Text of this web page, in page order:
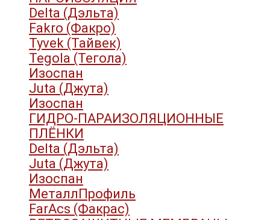
Delta (Дэльта)
Fakro (Факро)
Tyvek (Тайвек)
Tegola (Тегола)
Изоспан
Juta (Джута)
Изоспан
ГИДРО-ПАРАИЗОЛЯЦИОННЫЕ
ПЛЁНКИ
Delta (Дэльта)
Juta (Джута)
Изоспан
МеталлПрофиль
FarAcs (Факрас)